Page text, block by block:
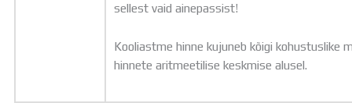
sellest vaid ainepassist!
Kooliastme hinne kujuneb kõigi kohustuslike
hinnete aritmeetilise keskmise alusel.